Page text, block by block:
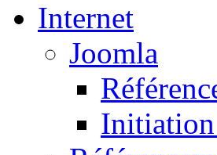
Internet
Joomla
Initiation